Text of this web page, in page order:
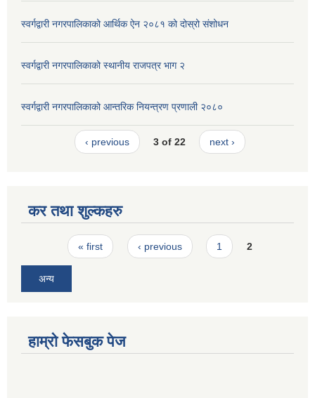
स्वर्गद्वारी नगरपालिकाको आर्थिक ऐन २०८१ को दोस्रो संशोधन
स्वर्गद्वारी नगरपालिकाको स्थानीय राजपत्र भाग २
स्वर्गद्वारी नगरपालिकाको आन्तरिक नियन्त्रण प्रणाली २०८०
‹ previous 3 of 22 next ›
कर तथा शुल्कहरु
Pages« first ‹ previous 1 2
अन्य
हाम्रो फेसबुक पेज